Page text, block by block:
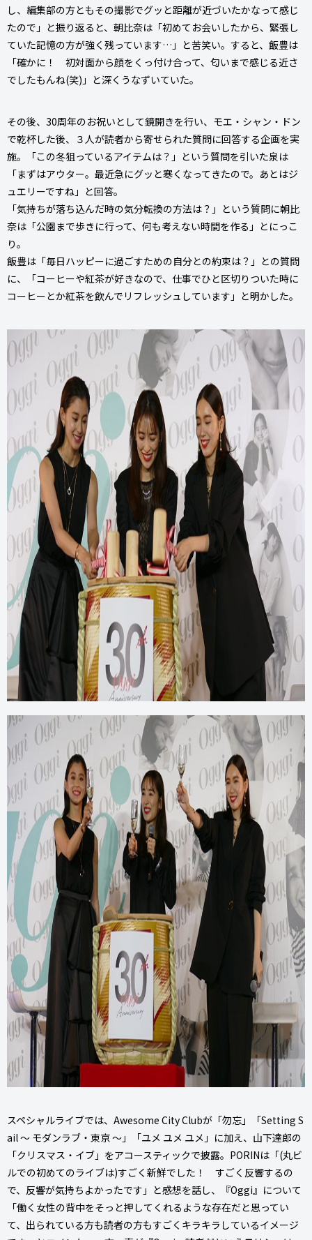
し、編集部の方ともその撮影でグッと距離が近づいたかなって感じ
たので」と振り返ると、朝比奈は「初めてお会いしたから、緊張し
ていた記憶の方が強く残っています…」と苦笑い。すると、飯豊は
「確かに！ 初対面から顔をくっ付け合って、匂いまで感じる近さ
でしたもんね(笑)」と深くうなずいていた。
その後、30周年のお祝いとして鏡開きを行い、モエ・シャン・ドン
で乾杯した後、３人が読者から寄せられた質問に回答する企画を実
施。「この冬狙っているアイテムは？」という質問を引いた泉は
「まずはアウター。最近急にグッと寒くなってきたので。あとはジ
ュエリーですね」と回答。
「気持ちが落ち込んだ時の気分転換の方法は？」という質問に朝比
奈は「公園まで歩きに行って、何も考えない時間を作る」とにっこ
り。
飯豊は「毎日ハッピーに過ごすための自分との約束は？」との質問
に、「コーヒーや紅茶が好きなので、仕事でひと区切りついた時に
コーヒーとか紅茶を飲んでリフレッシュしています」と明かした。
スペシャルライブでは、Awesome City Clubが「勿忘」「Setting S
ail ～ モダンラブ・東京 ～」「ユメ ユメ ユメ」に加え、山下達郎の
「クリスマス・イブ」をアコースティックで披露。PORINは「(丸ビ
ルでの初めてのライブは)すごく新鮮でした！ すごく反響するの
で、反響が気持ちよかったです」と感想を話し、『Oggi』について
「働く女性の背中をそっと押してくれるような存在だと思ってい
て、出られている方も読者の方もすごくキラキラしているイメージ